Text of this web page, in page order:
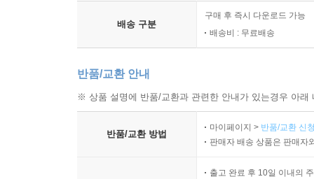
배송 구분
구매 후 즉시 다운로드 가능
배송비 : 무료배송
반품/교환 안내
※ 상품 설명에 반품/교환과 관련한 안내가 있는경우 아
반품/교환 방법
마이페이지 > 반품/교환 신
판매자 배송 상품은 판매자
출고 완료 후 10일 이내의